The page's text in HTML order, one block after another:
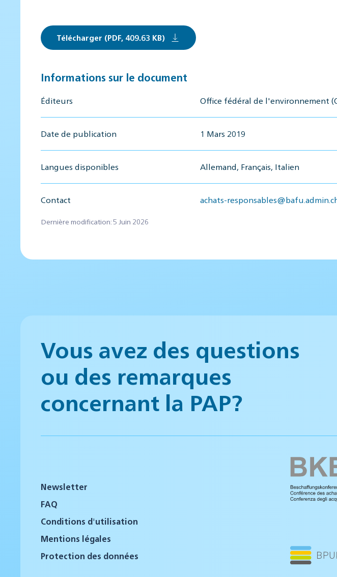
Télécharger (PDF, 409.63 KB)
Informations sur le document
Éditeurs Office fédéral de l'environnement
Date de publication 1 Mars 2019
Langues disponibles Allemand, Français, Italien
Contact achats-
Dernière modification: 5 Juin 2026
Vous avez des questions
ou des remarques
concernant la PAP?
Newsletter
FAQ
Conditions d'utilisation
Mentions légales
Protection des données